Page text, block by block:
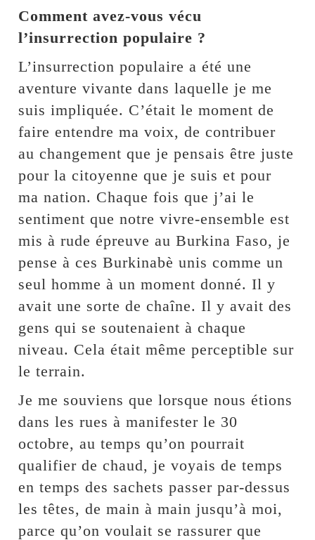
Comment avez-vous vécu
l’insurrection populaire ?
L’insurrection populaire a été une
aventure vivante dans laquelle je me
suis impliquée. C’était le moment de
faire entendre ma voix, de contribuer
au changement que je pensais être juste
pour la citoyenne que je suis et pour
ma nation. Chaque fois que j’ai le
sentiment que notre vivre-ensemble est
mis à rude épreuve au Burkina Faso, je
pense à ces Burkinabè unis comme un
seul homme à un moment donné. Il y
avait une sorte de chaîne. Il y avait des
gens qui se soutenaient à chaque
niveau. Cela était même perceptible sur
le terrain.
Je me souviens que lorsque nous étions
dans les rues à manifester le 30
octobre, au temps qu’on pourrait
qualifier de chaud, je voyais de temps
en temps des sachets passer par-dessus
les têtes, de main à main jusqu’à moi,
parce qu’on voulait se rassurer que